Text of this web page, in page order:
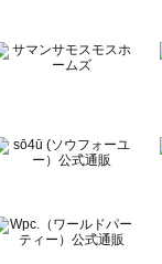
）のワンピース一覧
ンピース一覧